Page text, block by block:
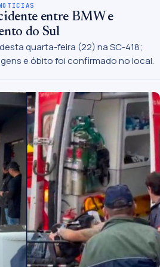
entre BMW e
do Sul
quarta-feira (22) na SC-418;
e óbito foi confirmado no local.